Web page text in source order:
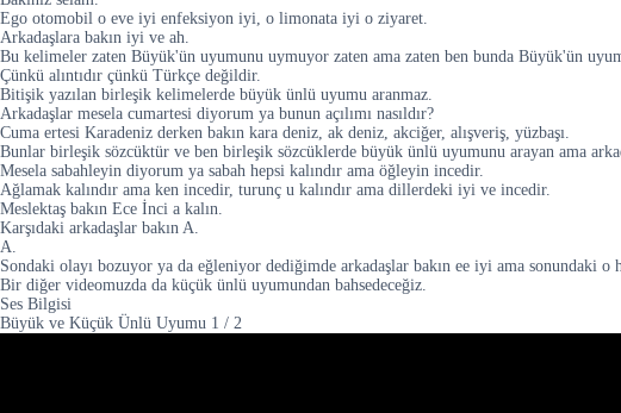
Ego otomobil o eve iyi enfeksiyon iyi, o limonata iyi o ziyaret.
Arkadaşlara bakın iyi ve ah.
Bu kelimeler zaten Büyük'ün uyumunu uymuyor zaten ama zaten ben bunda Büyük'ün
Çünkü alıntıdır çünkü Türkçe değildir.
Bitişik yazılan birleşik kelimelerde büyük ünlü uyumu aranmaz.
Arkadaşlar mesela cumartesi diyorum ya bunun açılımı nasıldır?
Cuma ertesi Karadeniz derken bakın kara deniz, ak deniz, akciğer, alışveriş, yüzbaşı.
Bunlar birleşik sözcüktür ve ben birleşik sözcüklerde büyük ünlü uyumunu arayan ama
Mesela sabahleyin diyorum ya sabah hepsi kalındır ama öğleyin incedir.
Ağlamak kalındır ama ken incedir, turunç u kalındır ama dillerdeki iyi ve incedir.
Meslektaş bakın Ece İnci a kalın.
Karşıdaki arkadaşlar bakın A.
A.
Sondaki olayı bozuyor ya da eğleniyor dediğimde arkadaşlar bakın ee iyi ama sonundaki
Bir diğer videomuzda da küçük ünlü uyumundan bahsedeceğiz.
Ses Bilgisi
Büyük ve Küçük Ünlü Uyumu 1 / 2